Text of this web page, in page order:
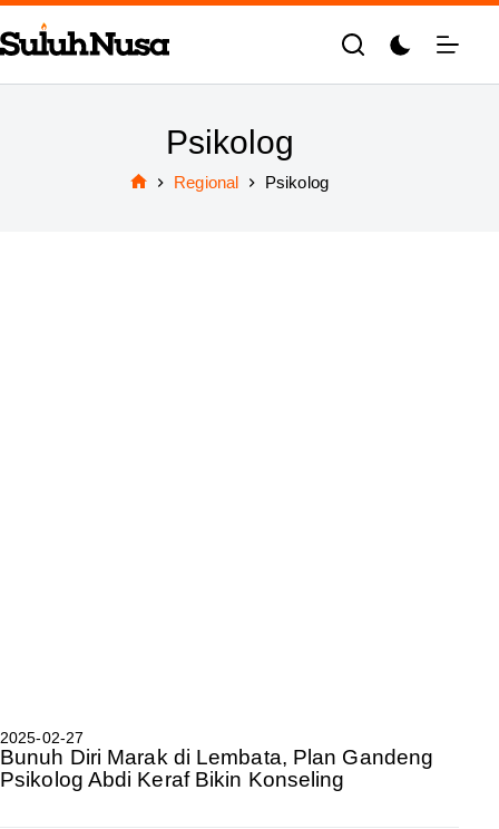
Skip
to
content
Psikolog
Regional Psikolog
2025-02-27
Bunuh Diri Marak di Lembata, Plan Gandeng
Psikolog Abdi Keraf Bikin Konseling